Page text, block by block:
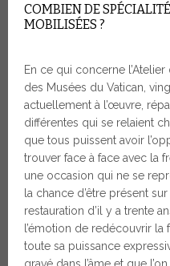
COMBIEN DE
MOBILISÉES ?
En ce qui concerne
des Musées du Vatican,
actuellement à l’œuvre,
différentes qui se relaient
que tous puissent avoir
trouver face à face avec la
une occasion qui ne se
la chance d’être présent
restauration d’il y a trente
l’émotion de redécouvrir
toute sa puissance